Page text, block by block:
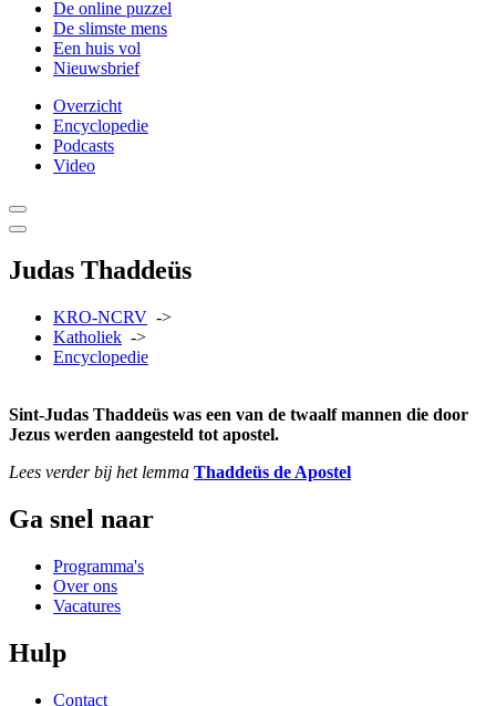
De online puzzel
De slimste mens
Een huis vol
Nieuwsbrief
Overzicht
Encyclopedie
Podcasts
Video
Judas Thaddeüs
KRO-NCRV ->
Katholiek ->
Encyclopedie
Sint-Judas Thaddeüs was een van de twaalf mannen die door
Jezus werden aangesteld tot apostel.
Lees verder bij het lemma Thaddeüs de Apostel
Ga snel naar
Programma's
Over ons
Vacatures
Hulp
Contact